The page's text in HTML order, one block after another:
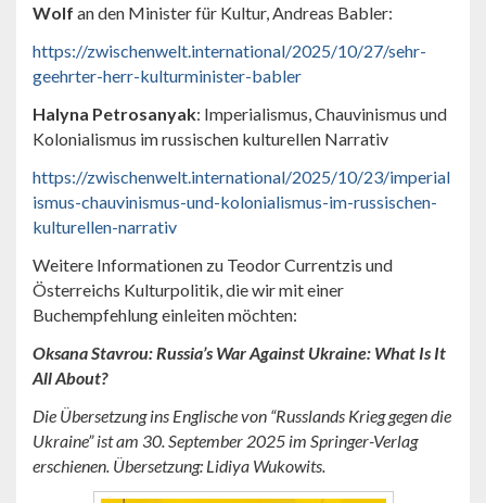
Wolf an den Minister für Kultur, Andreas Babler:
https://zwischenwelt.international/2025/10/27/sehr-
geehrter-herr-kulturminister-babler
Halyna Petrosanyak: Imperialismus, Chauvinismus und
Kolonialismus im russischen kulturellen Narrativ
https://zwischenwelt.international/2025/10/23/imperial
ismus-chauvinismus-und-kolonialismus-im-russischen-
kulturellen-narrativ
Weitere Informationen zu Teodor Currentzis und
Österreichs Kulturpolitik, die wir mit einer
Buchempfehlung einleiten möchten:
Oksana Stavrou: Russia’s War Against Ukraine: What Is It
All About?
Die Übersetzung ins Englische von “Russlands Krieg gegen die
Ukraine” ist am 30. September 2025 im Springer-Verlag
erschienen. Übersetzung: Lidiya Wukowits.